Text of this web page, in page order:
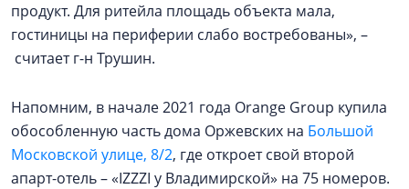
продукт. Для ритейла площадь объекта мала,
гостиницы на периферии слабо востребованы», –
считает г-н Трушин.
Напомним, в начале 2021 года Orange Group купила
обособленную часть дома Оржевских на Большой
Московской улице, 8/2, где откроет свой второй
апарт-отель – «IZZZI у Владимирской» на 75 номеров.